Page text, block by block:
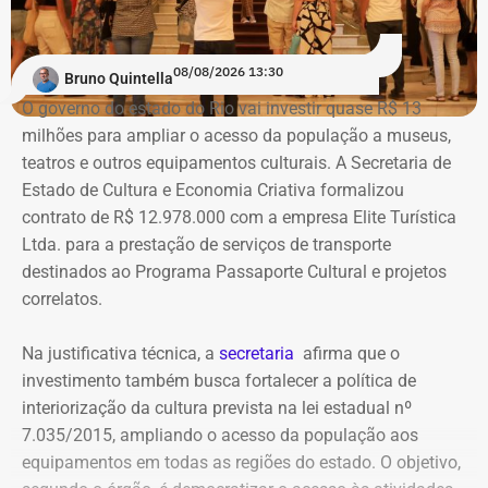
Na ação, a prefeitura também pede informações
cadastrais, endereços eletrônicos, telefones, IPs,
dispositivos utilizados, histórico de nomes,
administradores atuais e anteriores, contas vinculadas,
meios de recuperação, contas publicitárias e dados de
pagamento. Com isso, a Meta também seria obrigada a
elaborar uma tabela comparativa, indicando se os perfis
compartilham telefones, dispositivos, endereços de IP,
administradores, contas de anúncios, meios de
pagamento ou gerenciadores de negócios.
impulsionamentos e cita morte de
criança como exemplo de fake news
As 31 publicações relacionadas pela prefeitura tratam de
Bruno Quintella08/08/2026 13:30
O governo do estado do Rio vai investir quase R$ 13
milhões para ampliar o acesso da população a museus,
teatros e outros equipamentos culturais. A Secretaria de
Estado de Cultura e Economia Criativa formalizou
contrato de R$ 12.978.000 com a empresa Elite Turística
Ltda. para a prestação de serviços de transporte
destinados ao Programa Passaporte Cultural e projetos
correlatos.
Na justificativa técnica, a secretaria afirma que o
investimento também busca fortalecer a política de
interiorização da cultura prevista na lei estadual nº
7.035/2015, ampliando o acesso da população aos
equipamentos em todas as regiões do estado. O objetivo,